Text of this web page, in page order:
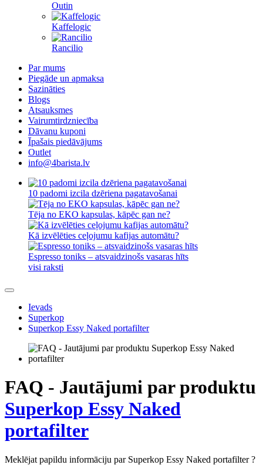
Outin
Kaffelogic
Rancilio
Par mums
Piegāde un apmaksa
Sazināties
Blogs
Atsauksmes
Vairumtirdzniecība
Dāvanu kuponi
Īpašais piedāvājums
Outlet
info@4barista.lv
10 padomi izcila dzēriena pagatavošanai
Tēja no EKO kapsulas, kāpēc gan ne?
Kā izvēlēties ceļojumu kafijas automātu?
Espresso toniks – atsvaidzinošs vasaras hīts
visi raksti
Ievads
Superkop
Superkop Essy Naked portafilter
FAQ - Jautājumi par produktu
Superkop Essy Naked
portafilter
Meklējat papildu informāciju par Superkop Essy Naked portafilter ?